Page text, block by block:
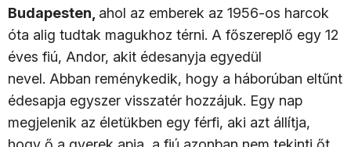
Budapesten, ahol az emberek az 1956-os harcok
óta alig tudtak magukhoz térni. A főszereplő egy 12
éves fiú, Andor, akit édesanyja egyedül
nevel. Abban reménykedik, hogy a háborúban eltűnt
édesapja egyszer visszatér hozzájuk. Egy nap
megjelenik az életükben egy férfi, aki azt állítja,